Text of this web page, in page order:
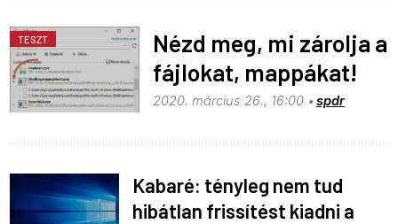
TESZT
Nézd meg, mi zárolja a
fájlokat, mappákat!
2020. március 26., 16:00 spdr
Kabaré: tényleg nem tud
hibátlan frissítést kiadni a